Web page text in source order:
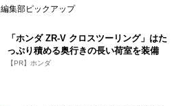
編集部ピックアップ
「ホンダ ZR-V クロスツーリング」はた
っぷり積める奥行きの長い荷室を装備
【PR】ホンダ